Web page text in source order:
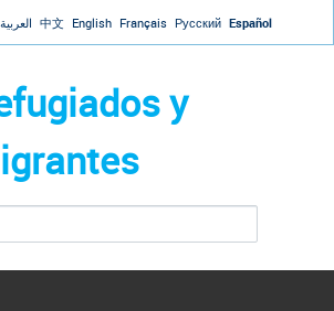
Jump to navigationالعربية 中文 English Français Русский Español
y